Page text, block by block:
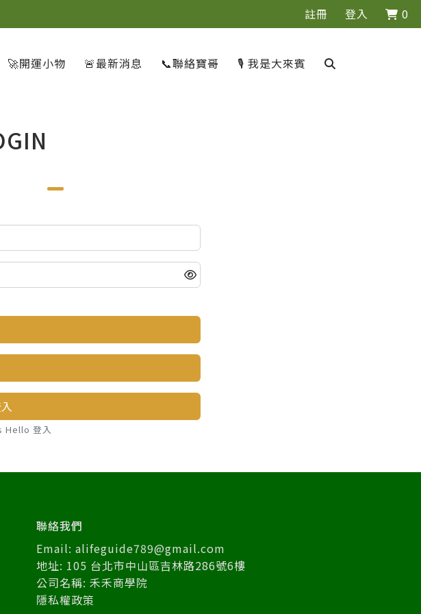
註冊 登入 0
🚀開運小物 🚨最新消息 📞聯絡寶哥 🎙️ 我是大來賓
Hello 登入
聯絡我們
Email: alifeguide789@gmail.com
地址: 105 台北市中山區吉林路286號6樓
公司名稱: 禾禾商學院
隱私權政策